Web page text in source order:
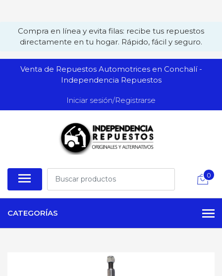
Compra en línea y evita filas: recibe tus repuestos
directamente en tu hogar. Rápido, fácil y seguro.
Venta de Repuestos Automotrices en Conchalí -
Independencia Repuestos
Iniciar sesión/Registrarse
0
CATEGORÍAS